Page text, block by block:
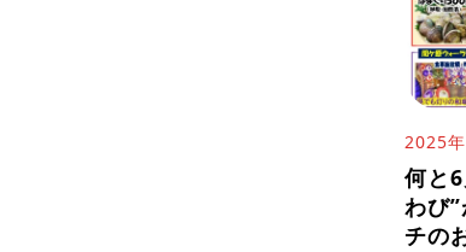
2025
何と
わび
チの